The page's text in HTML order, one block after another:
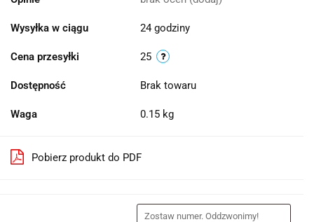
Wysyłka w ciągu 24 godziny
Cena przesyłki 25
Dostępność Brak towaru
Waga 0.15 kg
Pobierz produkt do PDF